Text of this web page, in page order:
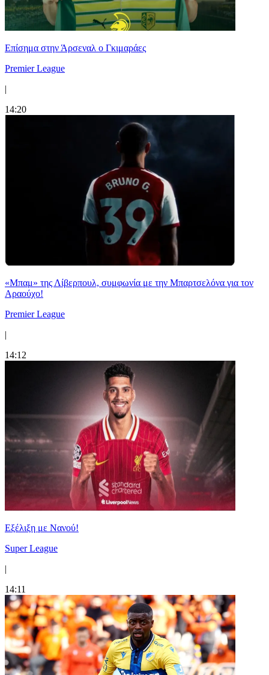
Επίσημα στην Άρσεναλ ο Γκιμαράες
Premier League
|
14:20
«Μπαμ» της Λίβερπουλ, συμφωνία με την Μπαρτσελόνα για τον
Αραούχο!
Premier League
|
14:12
Εξέλιξη με Νανού!
Super League
|
14:11